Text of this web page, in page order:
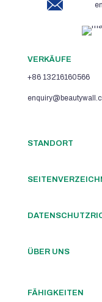
VERKÄUFE
+86 13216160566
STANDORT
ÜBER UNS
FÄHIGKEITEN